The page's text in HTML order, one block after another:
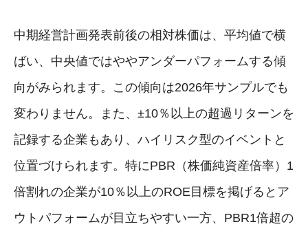
中期経営計画発表前後の相対株価は、平均値で横
ばい、中央値ではややアンダーパフォームする傾
向がみられます。この傾向は2026年サンプルでも
変わりません。また、±10％以上の超過リターンを
記録する企業もあり、ハイリスク型のイベントと
位置づけられます。特にPBR（株価純資産倍率）1
倍割れの企業が10％以上のROE目標を掲げるとア
ウトパフォームが目立ちやすい一方、PBR1倍超の